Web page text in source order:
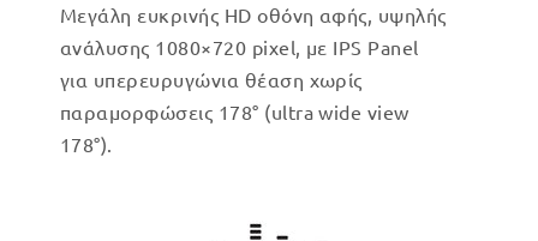
Μεγάλη ευκρινής HD οθόνη αφής, υψηλής
ανάλυσης 1080×720 pixel, με IPS Panel
για υπερευρυγώνια θέαση χωρίς
παραμορφώσεις 178° (ultra wide view
178°).